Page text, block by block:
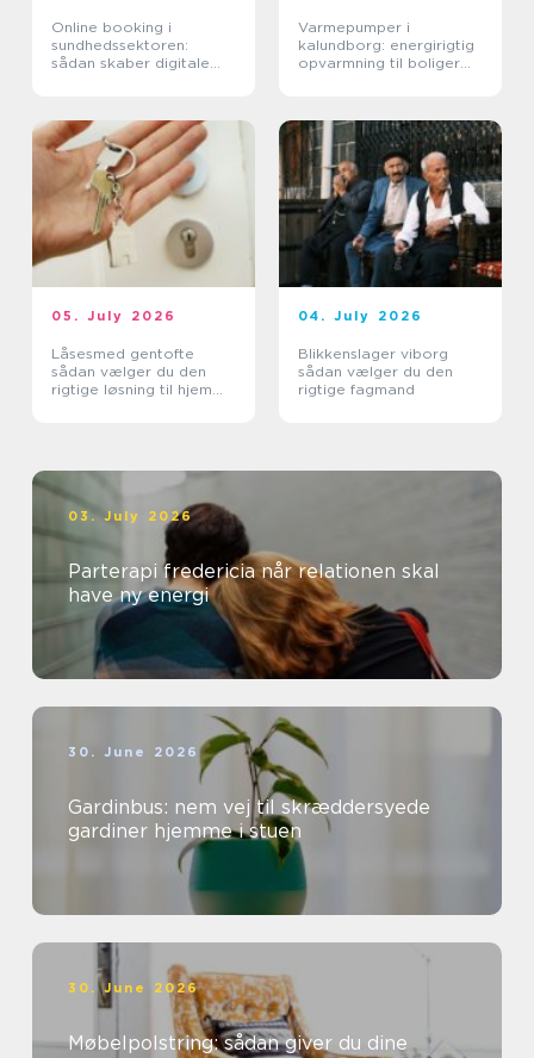
Online booking i
sundhedssektoren:
sådan skaber digitale
Varmepumper i
kalundborg: energirigtig
opvarmning til boliger
05. July 2026
Låsesmed gentofte
sådan vælger du den
rigtige løsning til hjem
04. July 2026
Blikkenslager viborg
sådan vælger du den
rigtige fagmand
03. July 2026
Parterapi fredericia når relationen skal
have ny energi
30. June 2026
Gardinbus: nem vej til skræddersyede
gardiner hjemme i stuen
30. June 2026
Møbelpolstring: sådan giver du dine